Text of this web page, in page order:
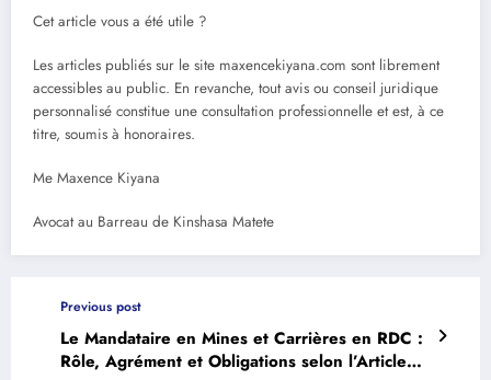
Cet article vous a été utile ?
Les articles publiés sur le site maxencekiyana.com sont librement
accessibles au public. En revanche, tout avis ou conseil juridique
personnalisé constitue une consultation professionnelle et est, à ce
titre, soumis à honoraires.
Me Maxence Kiyana
Avocat au Barreau de Kinshasa Matete
Previous post
Le Mandataire en Mines et Carrières en RDC :
Rôle, Agrément et Obligations selon l’Article